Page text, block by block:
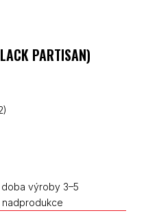
PARTISAN)
)
doba výroby 3–5